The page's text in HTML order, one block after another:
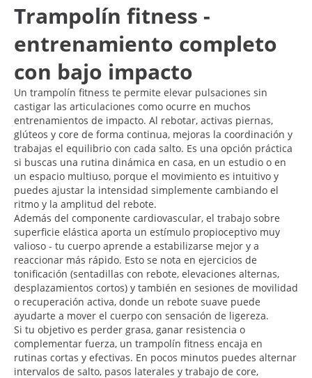
Trampolín fitness -
entrenamiento completo
con bajo impacto
Un trampolín fitness te permite elevar pulsaciones sin
castigar las articulaciones como ocurre en muchos
entrenamientos de impacto. Al rebotar, activas piernas,
glúteos y core de forma continua, mejoras la coordinación y
trabajas el equilibrio con cada salto. Es una opción práctica
si buscas una rutina dinámica en casa, en un estudio o en
un espacio multiuso, porque el movimiento es intuitivo y
puedes ajustar la intensidad simplemente cambiando el
ritmo y la amplitud del rebote.
Además del componente cardiovascular, el trabajo sobre
superficie elástica aporta un estímulo propioceptivo muy
valioso - tu cuerpo aprende a estabilizarse mejor y a
reaccionar más rápido. Esto se nota en ejercicios de
tonificación (sentadillas con rebote, elevaciones alternas,
desplazamientos cortos) y también en sesiones de movilidad
o recuperación activa, donde un rebote suave puede
ayudarte a mover el cuerpo con sensación de ligereza.
Si tu objetivo es perder grasa, ganar resistencia o
complementar fuerza, un trampolín fitness encaja en
rutinas cortas y efectivas. En pocos minutos puedes alternar
intervalos de salto, pasos laterales y trabajo de core,